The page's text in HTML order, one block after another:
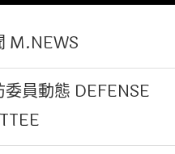
M.NEWS
員動態 DEFENSE